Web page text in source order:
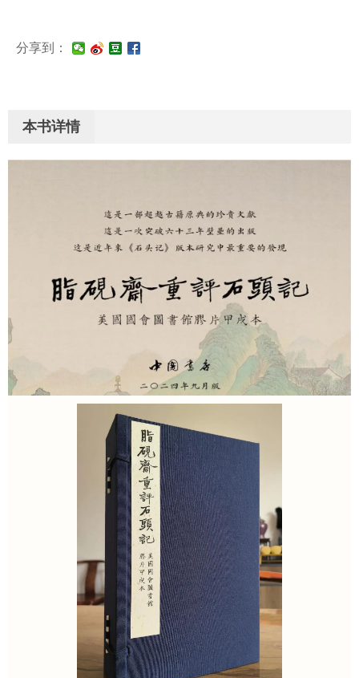
分享到：
本书详情